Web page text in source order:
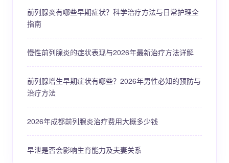
前列腺炎有哪些早期症状？科学治疗方法与日常护理全
指南
慢性前列腺炎的症状表现与2026年最新治疗方法详解
前列腺增生早期症状有哪些？2026年男性必知的预防与
治疗方法
2026年成都前列腺炎治疗费用大概多少钱
早泄是否会影响生育能力及夫妻关系